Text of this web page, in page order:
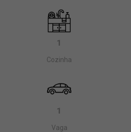
1
Cozinha
1
Vaga